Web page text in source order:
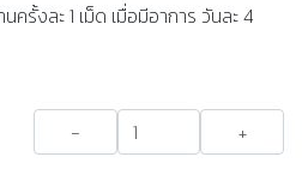
รั้งละ 1 เม็ด เมื่อมีอาการ วันละ 4
- +